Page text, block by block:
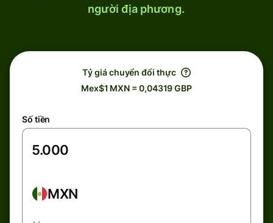
người địa phương.
Tỷ giá chuyển đổi thực
Mex$1 MXN = 0,04319 GBP
Số tiền
MXN